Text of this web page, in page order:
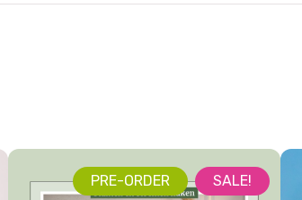
PRE-ORDER SALE!